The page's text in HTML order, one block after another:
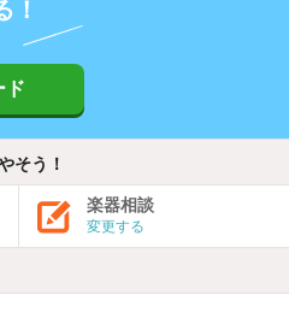
！
ド
そう！
楽器相談
変更する